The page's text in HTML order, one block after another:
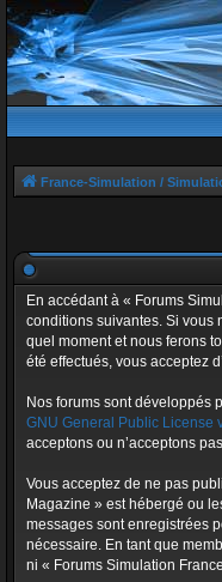
France-Simulation /
En accédant à « Forums
conditions suivantes. Si vous
quel moment et nous ferons
été effectués, vous acceptez
Nos forums sont développés
GNU General Public License
acceptons ou n’acceptons
Vous acceptez de ne pas
Magazine » est hébergé ou
messages sont enregistrées
nécessaire. En tant que
ni « Forums Simulation